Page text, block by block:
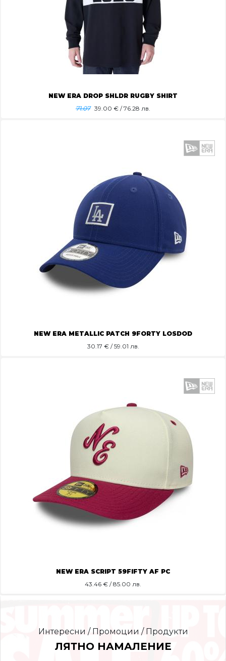
NEW ERA DROP SHLDR RUGBY SHIRT
71.07 39.00 € / 76.28 лв.
NEW ERA METALLIC PATCH 9FORTY LOSDOD
30.17 € / 59.01 лв.
NEW ERA SCRIPT 59FIFTY AF PC
43.46 € / 85.00 лв.
Интересни / Промоции / Продукти
ЛЯТНО НАМАЛЕНИЕ